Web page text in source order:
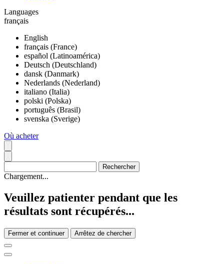
Languages
français
English
français (France)
español (Latinoamérica)
Deutsch (Deutschland)
dansk (Danmark)
Nederlands (Nederland)
italiano (Italia)
polski (Polska)
português (Brasil)
svenska (Sverige)
Où acheter
Chargement...
Veuillez patienter pendant que les
résultats sont récupérés...
Fermer et continuer Arrêtez de chercher